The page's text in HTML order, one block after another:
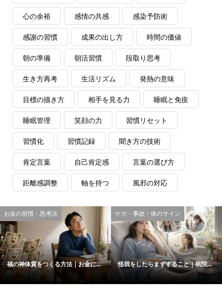
心の余裕 感情の共感 感染予防術
感謝の習慣 成果の出し方 時間の価値
朝の準備 朝活習慣 段取り思考
生き方再考 生活リズム 発熱の意味
目標の描き方 相手を見る力 睡眠と免疫
睡眠管理 笑顔の力 習慣リセット
習慣化 習慣記録 聞き方の技術
肯定言葉 自己肯定感 言葉の選び方
距離感調整 軸を持つ 風邪の対応
お金の習慣・思考法
福の神体質をつくる方法｜お金に...
ケガ・事故・体のサイン
怪我をしたらまずすること｜病院...